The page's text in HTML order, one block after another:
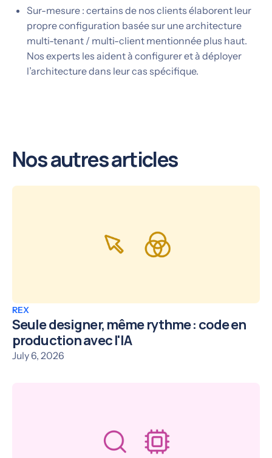
Sur-mesure : certains de nos clients élaborent leur
propre configuration basée sur une architecture
multi-tenant / multi-client mentionnée plus haut.
Nos experts les aident à configurer et à déployer
l’architecture dans leur cas spécifique.
Nos autres articles
REX
Seule designer, même rythme : code en
production avec l'IA
July 6, 2026